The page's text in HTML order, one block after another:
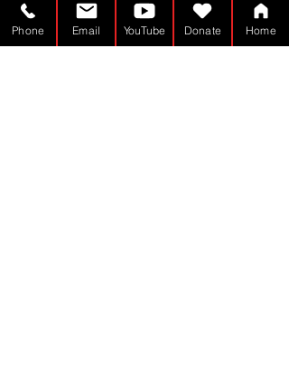
Phone Email YouTube Donate Home